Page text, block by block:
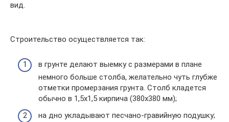
вид.
Строительство осуществляется так:
в грунте делают выемку с размерами в плане
немного больше столба, желательно чуть глубже
отметки промерзания грунта. Столб кладется
обычно в 1,5х1,5 кирпича (380х380 мм);
на дно укладывают песчано-гравийную подушку;